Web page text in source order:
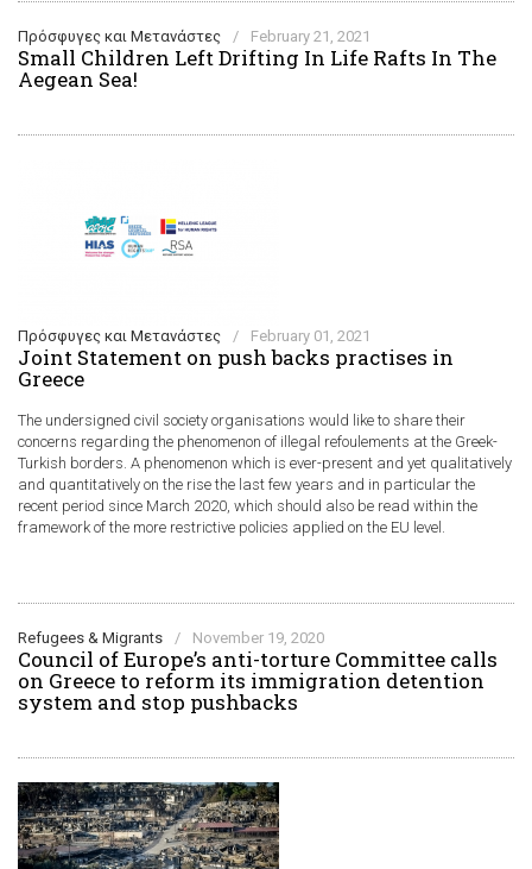
Πρόσφυγες και Μετανάστες / February 21, 2021
Small Children Left Drifting In Life Rafts In The
Aegean Sea!
Πρόσφυγες και Μετανάστες / February 01, 2021
Joint Statement on push backs practises in
Greece
The undersigned civil society organisations would like to share their
concerns regarding the phenomenon of illegal refoulements at the Greek-
Turkish borders. A phenomenon which is ever-present and yet qualitatively
and quantitatively on the rise the last few years and in particular the
recent period since March 2020, which should also be read within the
framework of the more restrictive policies applied on the EU level.
Refugees & Migrants / November 19, 2020
Council of Europe’s anti-torture Committee calls
on Greece to reform its immigration detention
system and stop pushbacks